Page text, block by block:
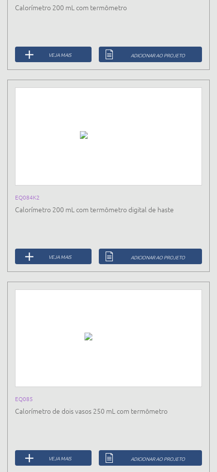
Calorímetro 200 mL com termômetro
VEJA MAIS ADICIONAR AO PROJETO
EQ084K2
Calorímetro 200 mL com termômetro digital de haste
VEJA MAIS ADICIONAR AO PROJETO
EQ085
Calorímetro de dois vasos 250 mL com termômetro
VEJA MAIS ADICIONAR AO PROJETO